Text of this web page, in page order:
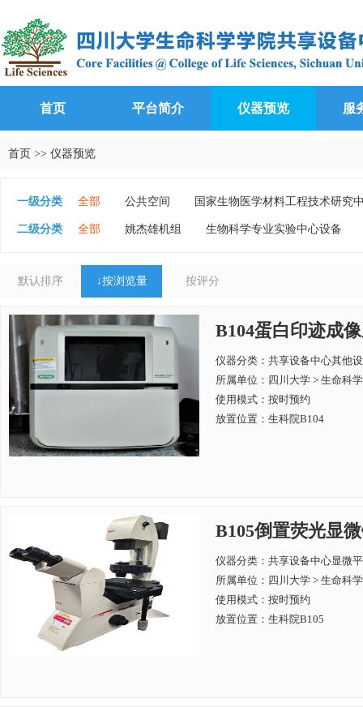
首页 平台简介 仪器预览 服
首页 >> 仪器预览
一级分类 全部 公共空间
国家生物医学材料工程技术研究
生物基础实验教学中心
生长代谢衰老研究中心
二级分类 全部 姚杰雄机组
生物科学专业实验中心设备
张剑南机组
黄震机组
共享设备中心生信平台设备
胡泉军机组
默认排序 ↓按浏览量 按评分
B104蛋白印迹成
仪器分类：共享设备中心其他
所属单位： 四川大学 > 生命科
使用模式：按时预约
放置位置：生科院B104
B105倒置荧光显
仪器分类：共享设备中心显微
所属单位： 四川大学 > 生命科
使用模式：按时预约
放置位置：生科院B105